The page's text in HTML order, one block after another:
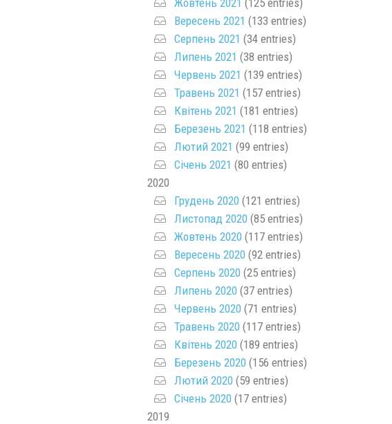
Вересень 2021 (133 entries)
Серпень 2021 (34 entries)
Липень 2021 (38 entries)
Червень 2021 (139 entries)
Травень 2021 (157 entries)
Квітень 2021 (181 entries)
Березень 2021 (118 entries)
Лютий 2021 (99 entries)
Січень 2021 (80 entries)
2020
Грудень 2020(121 entries)
Листопад 2020(85 entries)
Жовтень 2020(117 entries)
Вересень 2020(92 entries)
Серпень 2020(25 entries)
Липень 2020(37 entries)
Червень 2020(71 entries)
Травень 2020(117 entries)
Квітень 2020(189 entries)
Березень 2020(156 entries)
Лютий 2020(59 entries)
Січень 2020(17 entries)
2019